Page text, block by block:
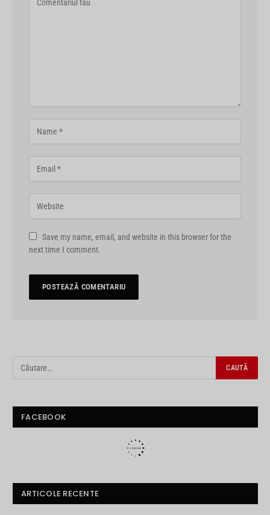
Save my name, email, and website in this browser for the
next time I comment.
FACEBOOK
ARTICOLE RECENTE